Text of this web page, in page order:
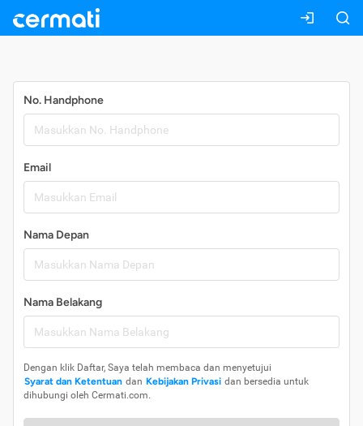
No. Handphone
Email
Nama Depan
Nama Belakang
Dengan klik Daftar, Saya telah membaca dan menyetujui
Syarat dan Ketentuan dan Kebijakan Privasi dan bersedia untuk
dihubungi oleh Cermati.com.